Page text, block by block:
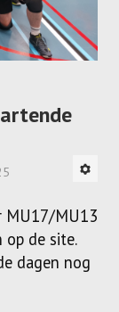
MU17/MU13
de site.
dagen nog